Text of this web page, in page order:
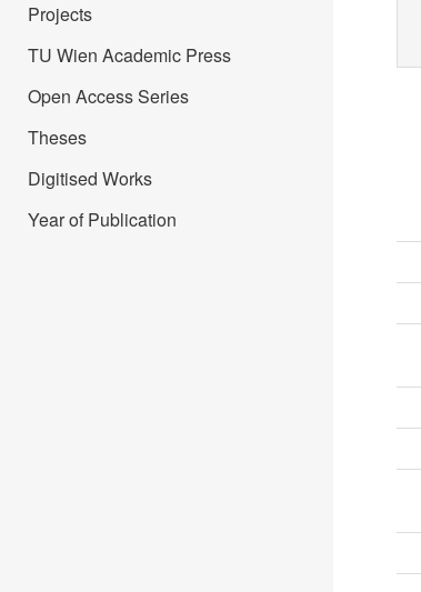
Projects
TU Wien Academic Press
Open Access Series
Theses
Digitised Works
Year of Publication